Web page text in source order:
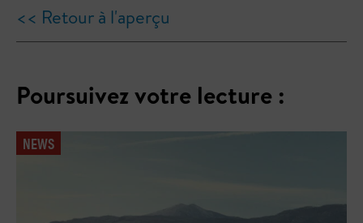
<< Retour à l'aperçu
Poursuivez votre lecture :
NEWS